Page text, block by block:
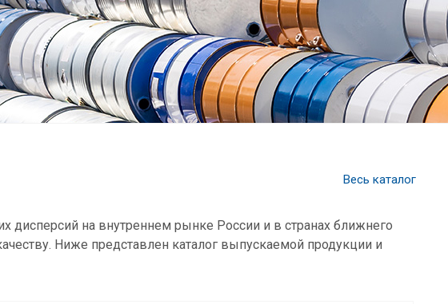
Весь каталог
дисперсий на внутреннем рынке России и в странах ближнего
Ниже представлен каталог выпускаемой продукции и